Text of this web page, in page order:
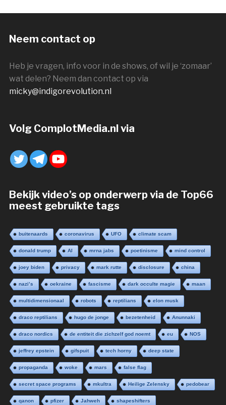
Neem contact op
Heb je vragen, info voor in de shows, of wil je ‘zomaar’
wat delen? Neem dan contact op via
micky@indigorevolution.nl
Volg ComplotMedia.nl via
Bekijk video’s op onderwerp via de Top66
meest gebruikte tags
buitenaards coronavirus UFO climate scam
donald trump AI mrna jabs poetinisme mind control
joey biden privacy mark rutte disclosure china
nazi’s oekraine fascisme dark occulte magie maan
multidimensionaal robots reptilians elon musk
draco reptilians hugo de jonge bezetenheid Anunnaki
draco nordics de entiteit die zichzelf god noemt eu NOS
jeffrey epstein gifspuit tech horny deep state
propaganda woke mars false flag
secret space programs mkultra Heilige Zelensky pedobear
qanon pfizer Jahweh shapeshifters